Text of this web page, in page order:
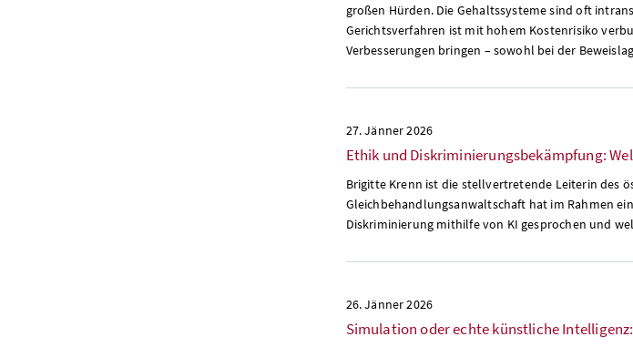
großen Hürden. Die Gehaltssysteme sind oft
Gerichtsverfahren ist mit hohem Kostenrisiko
Verbesserungen bringen – sowohl bei der
27. Jänner 2026
Ethik und Diskriminierungsbekämpfung:
Brigitte Krenn ist die stellvertretende Leiterin des
Gleichbehandlungsanwaltschaft hat im Rahmen
Diskriminierung mithilfe von KI gesprochen und
26. Jänner 2026
Simulation oder echte künstliche